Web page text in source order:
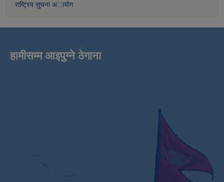
राष्ट्रिय सुचना अायाेग
हामीसम्म आइपुग्ने ठेगाना